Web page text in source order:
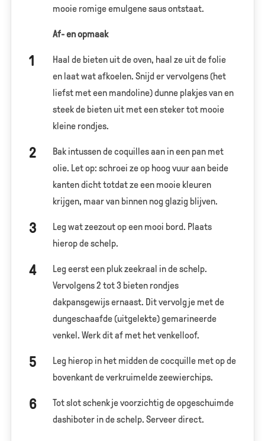
mooie romige emulgene saus ontstaat.
Af- en opmaak
Haal de bieten uit de oven, haal ze uit de folie
en laat wat afkoelen. Snijd er vervolgens (het
liefst met een mandoline) dunne plakjes van en
steek de bieten uit met een steker tot mooie
kleine rondjes.
Bak intussen de coquilles aan in een pan met
olie. Let op: schroei ze op hoog vuur aan beide
kanten dicht totdat ze een mooie kleuren
krijgen, maar van binnen nog glazig blijven.
Leg wat zeezout op een mooi bord. Plaats
hierop de schelp.
Leg eerst een pluk zeekraal in de schelp.
Vervolgens 2 tot 3 bieten rondjes
dakpansgewijs ernaast. Dit vervolg je met de
dungeschaafde (uitgelekte) gemarineerde
venkel. Werk dit af met het venkelloof.
Leg hierop in het midden de cocquille met op de
bovenkant de verkruimelde zeewierchips.
Tot slot schenk je voorzichtig de opgeschuimde
dashiboter in de schelp. Serveer direct.